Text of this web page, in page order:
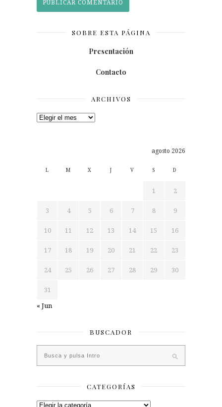
SOBRE ESTA PÁGINA
Presentación
Contacto
ARCHIVOS
Archivos
agosto 2026
L M X J V S D
1 2
3 4 5 6 7 8 9
10 11 12 13 14 15 16
17 18 19 20 21 22 23
24 25 26 27 28 29 30
31
« Jun
BUSCADOR
CATEGORÍAS
Categorías